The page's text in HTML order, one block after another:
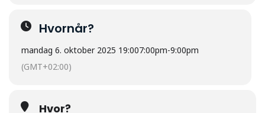
Hvornår?
mandag 6. oktober 2025 19:007:00pm-9:00pm
(GMT+02:00)
Hvor?